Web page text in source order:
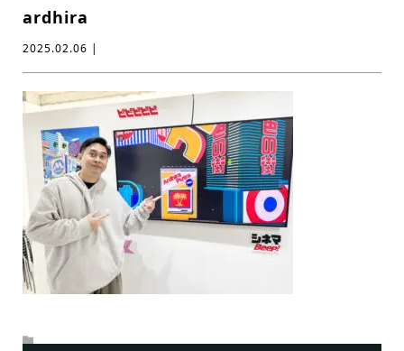
ardhira
2025.02.06 |